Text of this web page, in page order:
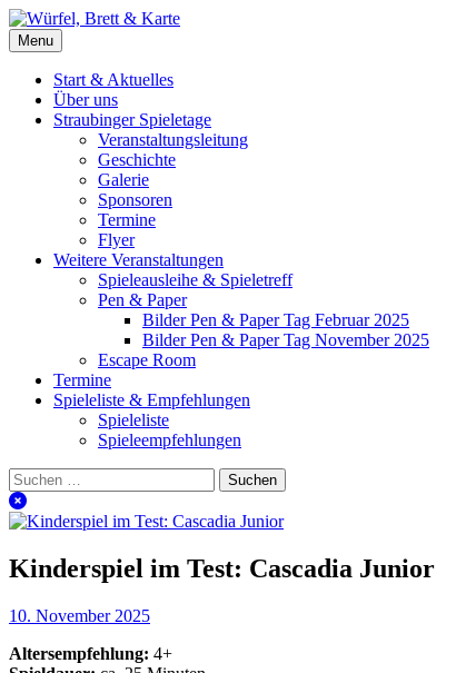
Skip
to
content
Würfel, Brett & Karte
Brettspielverein & Veranstalter Straubinger Spieletage
Menu
Start & Aktuelles
Über uns
Straubinger Spieletage
Veranstaltungsleitung
Geschichte
Galerie
Sponsoren
Termine
Flyer
Weitere Veranstaltungen
Spieleausleihe & Spieletreff
Pen & Paper
Bilder Pen & Paper Tag Februar 2025
Bilder Pen & Paper Tag November 2025
Escape Room
Termine
Spieleliste & Empfehlungen
Spieleliste
Spieleempfehlungen
Suchen
nach:
Kinderspiel im Test: Cascadia Junior
10. November 2025
Altersempfehlung: 4+